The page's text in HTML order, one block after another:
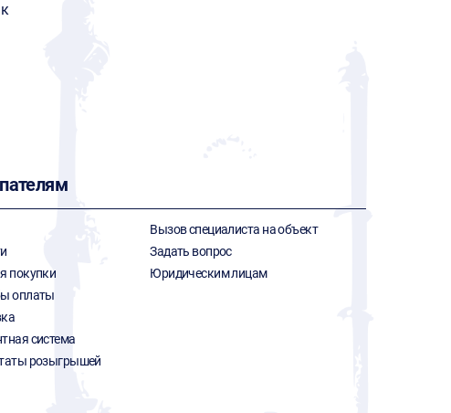
покупки
оплаты
система
розыгрышей
Вызов специалиста на объект
Задать вопрос
Юридическим лицам